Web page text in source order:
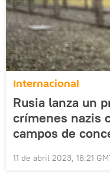
Internacional
Rusia lanza un
crímenes nazis
campos de
11 de abril 2023, 18:21